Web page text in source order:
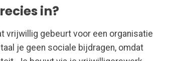
in?
vrijwillig gebeurt voor een organisatie
je geen sociale bijdragen, omdat